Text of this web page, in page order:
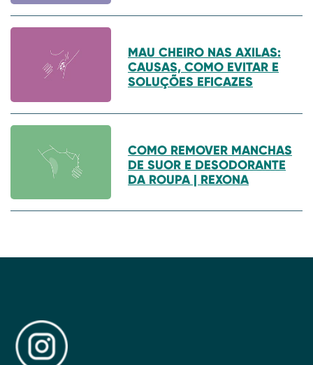
MAU CHEIRO NAS AXILAS:
CAUSAS, COMO EVITAR E
SOLUÇÕES EFICAZES
COMO REMOVER MANCHAS
DE SUOR E DESODORANTE
DA ROUPA | REXONA